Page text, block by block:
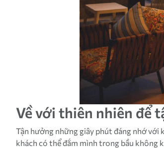
Về với thiên nhiên để
Tận hưởng những giây phút đáng nhớ
khách có thể đắm mình trong bầu không